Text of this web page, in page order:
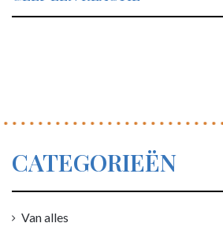
inspiratiebronnen bij het creëren van
CATEGORIEËN
Van alles